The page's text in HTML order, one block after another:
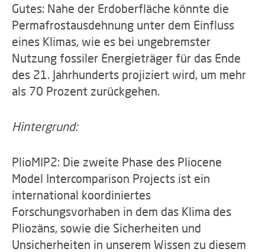
Gutes: Nahe der Erdoberfläche könnte die
Permafrostausdehnung unter dem Einfluss
eines Klimas, wie es bei ungebremster
Nutzung fossiler Energieträger für das Ende
des 21. Jahrhunderts projiziert wird, um mehr
als 70 Prozent zurückgehen.
Hintergrund:
PlioMIP2: Die zweite Phase des Pliocene
Model Intercomparison Projects ist ein
international koordiniertes
Forschungsvorhaben in dem das Klima des
Pliozäns, sowie die Sicherheiten und
Unsicherheiten in unserem Wissen zu diesem